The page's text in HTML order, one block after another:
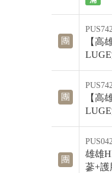
團
【高
團
【高
團
雄雄
蔘+護